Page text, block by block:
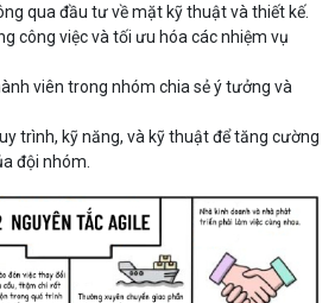
qua đầu tư về mặt kỹ thuật và thiết kế.
công việc và tối ưu hóa các nhiệm vụ
viên trong nhóm chia sẻ ý tưởng và
trình, kỹ năng, và kỹ thuật để tăng cường
đội nhóm.